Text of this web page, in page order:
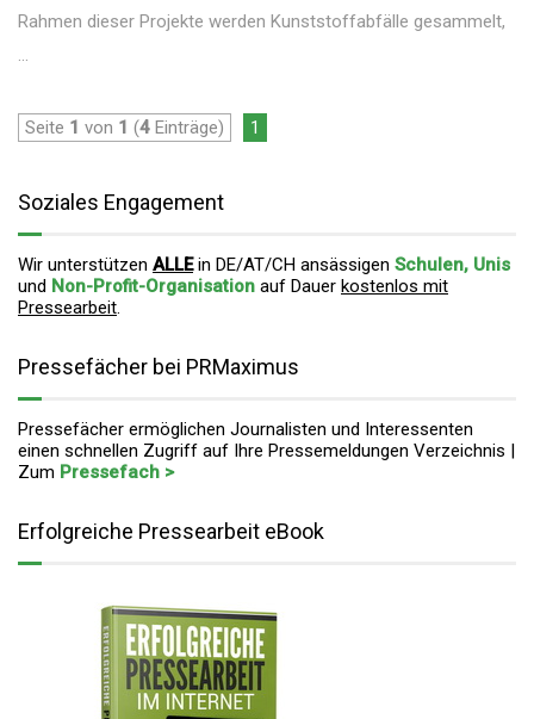
Rahmen dieser Projekte werden Kunststoffabfälle gesammelt,
...
Seite 1 von 1 (4 Einträge) 1
Soziales Engagement
Wir unterstützen ALLEin DE/AT/CH ansässigen Schulen, Unis
und Non-Profit-Organisation auf Dauer kostenlos mit
Pressearbeit.
Pressefächer bei PRMaximus
Pressefächer ermöglichen Journalisten und Interessenten
einen schnellen Zugriff auf Ihre Pressemeldungen Verzeichnis |
Zum Pressefach >
Erfolgreiche Pressearbeit eBook